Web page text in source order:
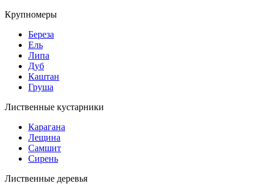
Крупномеры
Береза
Ель
Липа
Дуб
Каштан
Груша
Лиственные кустарники
Карагана
Лещина
Самшит
Сирень
Лиственные деревья